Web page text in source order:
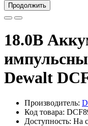
Продолжить
18.0В
Dewalt
Производитель:
Код товара:
Доступность: На